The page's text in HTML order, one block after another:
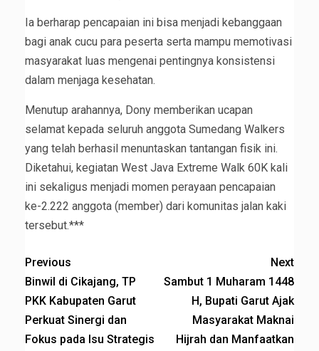
Ia berharap pencapaian ini bisa menjadi kebanggaan
bagi anak cucu para peserta serta mampu memotivasi
masyarakat luas mengenai pentingnya konsistensi
dalam menjaga kesehatan.
Menutup arahannya, Dony memberikan ucapan
selamat kepada seluruh anggota Sumedang Walkers
yang telah berhasil menuntaskan tantangan fisik ini.
Diketahui, kegiatan West Java Extreme Walk 60K kali
ini sekaligus menjadi momen perayaan pencapaian
ke-2.222 anggota (member) dari komunitas jalan kaki
tersebut.***
Previous
Binwil di Cikajang, TP
PKK Kabupaten Garut
Perkuat Sinergi dan
Fokus pada Isu Strategis
Next
Sambut 1 Muharam 1448
H, Bupati Garut Ajak
Masyarakat Maknai
Hijrah dan Manfaatkan